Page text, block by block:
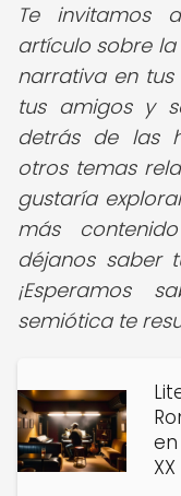
Te invitamos
artículo sobre
narrativa en
tus amigos y
detrás de las
otros temas
gustaría
más
déjanos saber
¡Esperamos
semiótica te
XX